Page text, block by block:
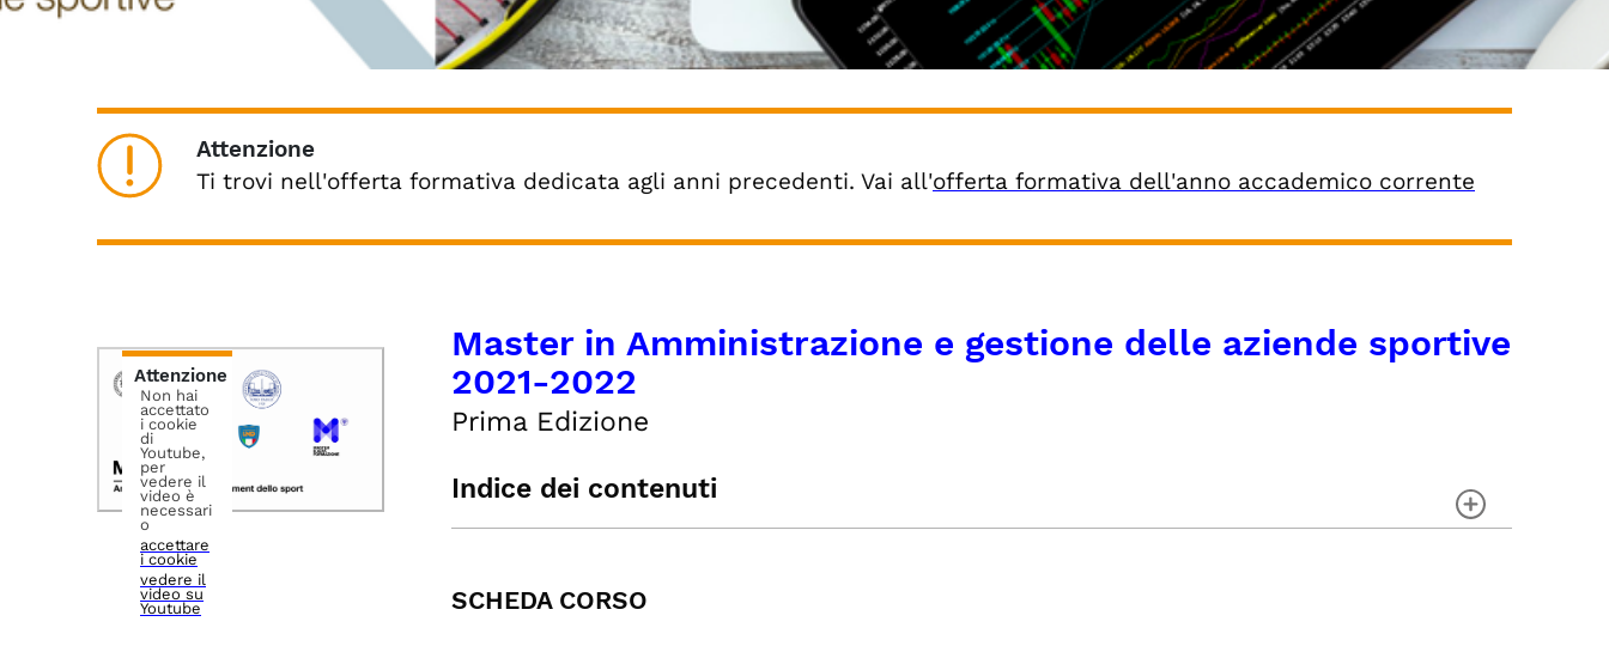
Attenzione
Ti trovi nell'offerta formativa dedicata agli anni precedenti. Vai all'offerta formativa dell'anno accademico corrente
Master in Amministrazione e gestione delle aziende sportive
2021-2022
Prima Edizione
Indice dei contenuti
AMMISSIONE E COSTI
SCHEDA CORSO
Attenzione
Non hai
accettato
i cookie
di
Youtube,
per
vedere il
video è
necessari
o
accettare
i cookie
vedere il
video su
Youtube